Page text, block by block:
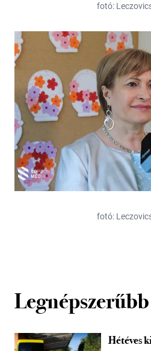
fotó:
fotó:
Hétéves